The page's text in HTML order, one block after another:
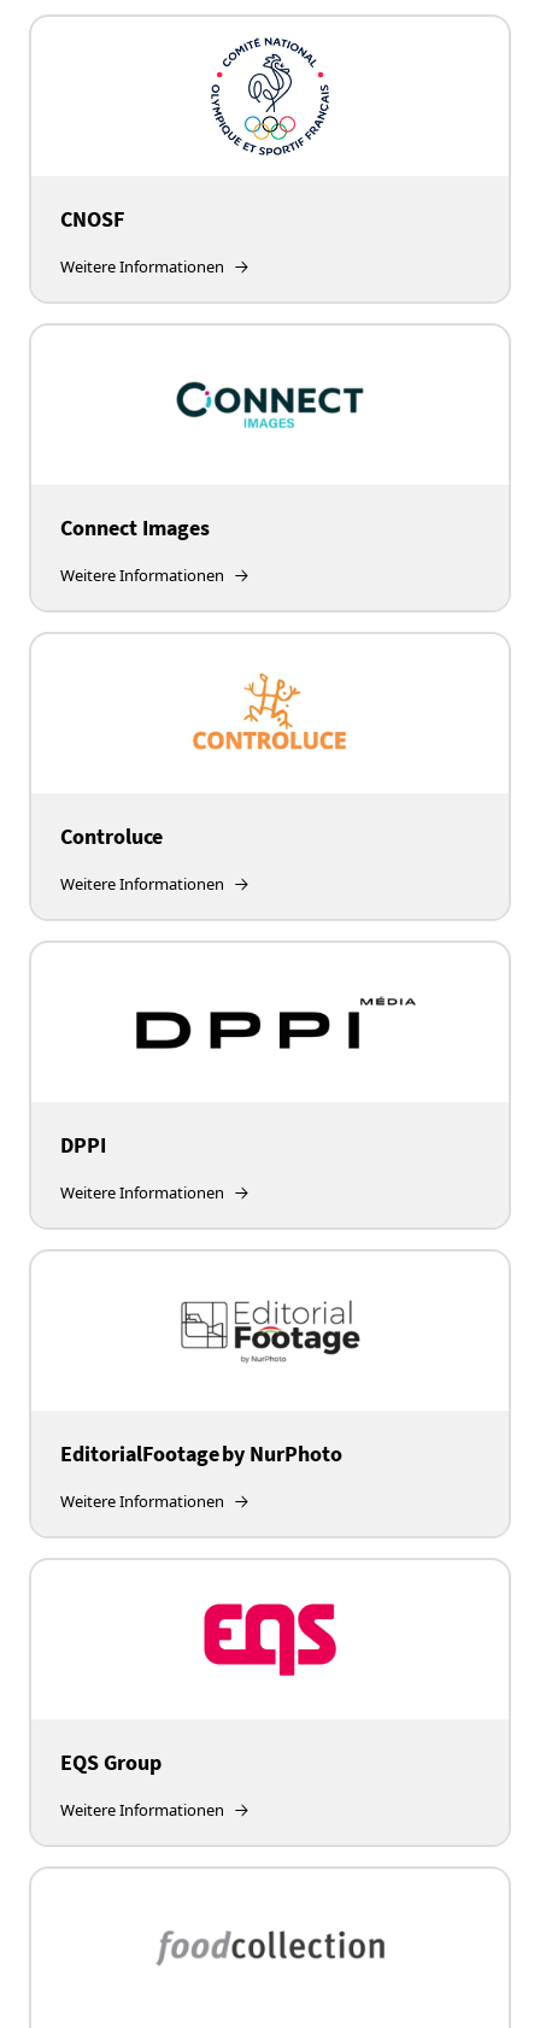
CNOSF
Weitere Informationen
Connect Images
Weitere Informationen
Controluce
Weitere Informationen
DPPI
Weitere Informationen
EditorialFootage by NurPhoto
Weitere Informationen
EQS Group
Weitere Informationen